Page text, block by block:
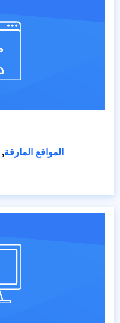
المواقع المارقة,